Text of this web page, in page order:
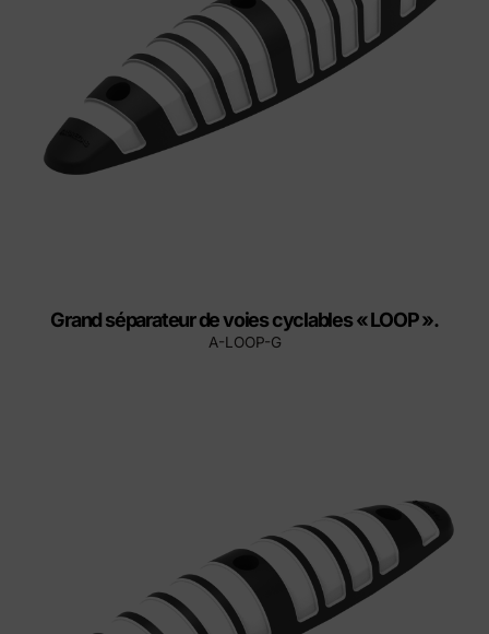
Grand séparateur de voies cyclables « LOOP ».
A-LOOP-G